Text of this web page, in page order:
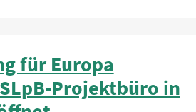
für Europa
Projektbüro in